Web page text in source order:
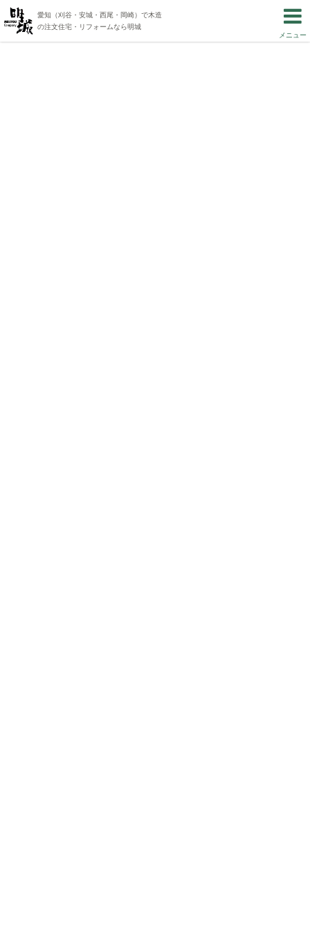
愛知（刈谷・安城・西尾・岡崎）で木造
の注文住宅・リフォームなら明城
メニュー